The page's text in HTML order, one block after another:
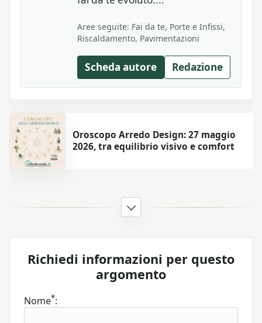
Aree seguite: Fai da te, Porte e Infissi,
Riscaldamento, Pavimentazioni
Scheda autore Redazione
Oroscopo Arredo Design: 27 maggio
2026, tra equilibrio visivo e comfort
Richiedi informazioni per questo
argomento
Nome*: